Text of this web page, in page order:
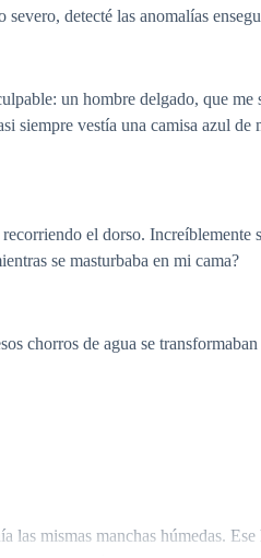
detecté las anomalías
un hombre delgado, que me
siempre vestía una camisa azul de
el dorso. Increíblemente
se masturbaba en mi cama?
chorros de agua se
las mismas manchas húmedas.